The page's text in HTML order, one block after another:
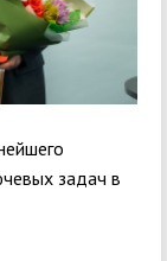
задач в